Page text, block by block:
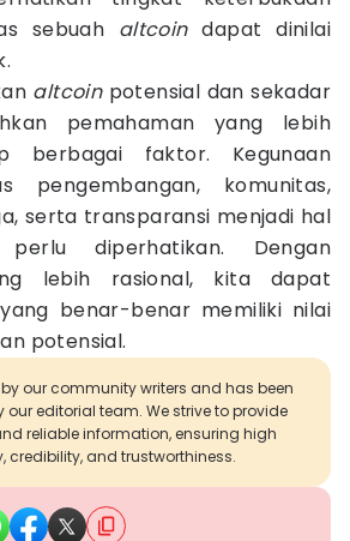
sebuah altcoindapat dinilai
altcoin potensial dan sekadar
pemahaman yang lebih
berbagai faktor. Kegunaan
pengembangan, komunitas,
serta transparansi menjadi hal
diperhatikan. Dengan
lebih rasional, kita dapat
yang benar-benar memiliki nilai
potensial.
our community writers and has been
our editorial team. We strive to provide
reliable information, ensuring high
and trustworthiness.